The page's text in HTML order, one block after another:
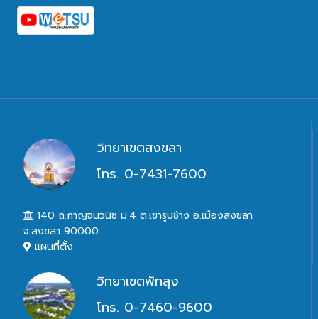
วิทยาเขตสงขลา
โทร. 0-7431-7600
140 ถ.กาญจนวนิช ม.4 ต.เขารูปช้าง อ.เมืองสงขลา
จ.สงขลา 90000
แผนที่ตั้ง
วิทยาเขตพัทลุง
โทร. 0-7460-9600